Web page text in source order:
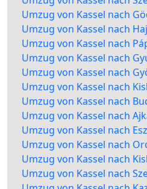
Umzug von Kassel nach
Umzug von Kassel nach
Umzug von Kassel nach
Umzug von Kassel nach
Umzug von Kassel nach
Umzug von Kassel nach
Umzug von Kassel nach
Umzug von Kassel nach
Umzug von Kassel nach
Umzug von Kassel nach
Umzug von Kassel nach
Umzug von Kassel nach